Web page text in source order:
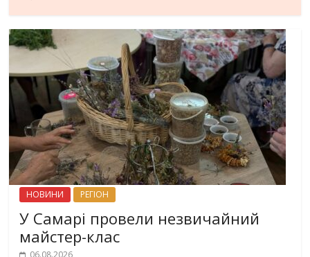
НОВИНИ РЕГІОН
У Самарі провели незвичайний
майстер-клас
06.08.2026